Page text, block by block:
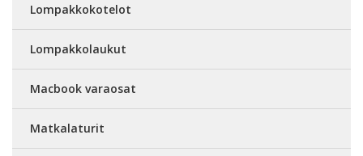
Lompakkokotelot
Lompakkolaukut
Macbook varaosat
Matkalaturit